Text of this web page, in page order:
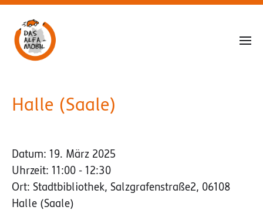
Halle (Saale)
Datum: 19. März 2025
Uhrzeit: 11:00 - 12:30
Ort: Stadtbibliothek, Salzgrafenstraße2, 06108
Halle (Saale)